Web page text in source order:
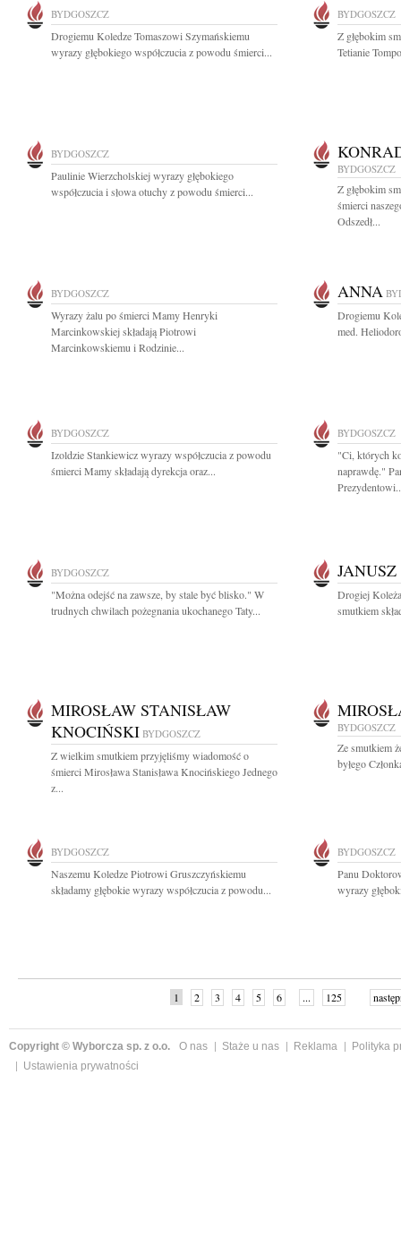
BYDGOSZCZ
Drogiemu Koledze Tomaszowi Szymańskiemu
wyrazy głębokiego współczucia z powodu śmierci...
BYDGOSZCZ
Z głębokim
Tetianie
BYDGOSZCZ
Paulinie Wierzcholskiej wyrazy głębokiego
współczucia i słowa otuchy z powodu śmierci...
BYDGOSZCZ
Z głębokim
śmierci
Odszedł...
BYDGOSZCZ
Wyrazy żalu po śmierci Mamy Henryki
Marcinkowskiej składają Piotrowi
Marcinkowskiemu i Rodzinie...
ANNA
Drogiemu
med.
BYDGOSZCZ
Izoldzie Stankiewicz wyrazy współczucia z powodu
śmierci Mamy składają dyrekcja oraz...
BYDGOSZCZ
"Ci, których
naprawdę."
BYDGOSZCZ
"Można odejść na zawsze, by stale być blisko." W
trudnych chwilach pożegnania ukochanego Taty...
Drogiej
smutkiem
MIROSŁAW STANISŁAW
KNOCIŃSKI BYDGOSZCZ
Z wielkim smutkiem przyjęliśmy wiadomość o
śmierci Mirosława Stanisława Knocińskiego Jednego
z...
BYDGOSZCZ
Ze smutkiem
byłego
BYDGOSZCZ
Naszemu Koledze Piotrowi Gruszczyńskiemu
składamy głębokie wyrazy współczucia z powodu...
BYDGOSZCZ
Panu
wyrazy
1 2 3 4 5 6 ... 125
Copyright © Wyborcza sp. z o.o. O nas Staże u nas Reklama
Polityka
Ustawienia prywatności